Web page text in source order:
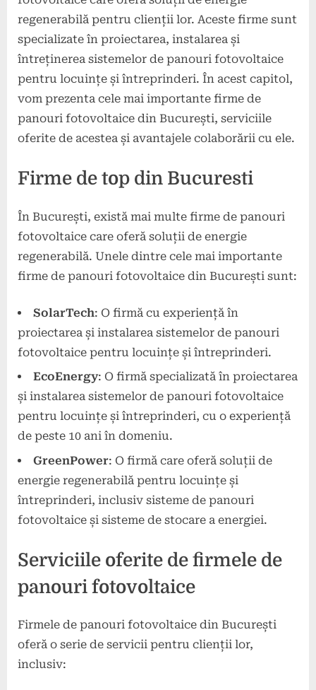
regenerabilă pentru clienții lor. Aceste firme sunt
specializate în proiectarea, instalarea și
întreținerea sistemelor de panouri fotovoltaice
pentru locuințe și întreprinderi. În acest capitol,
vom prezenta cele mai importante firme de
panouri fotovoltaice din București, serviciile
oferite de acestea și avantajele colaborării cu ele.
Firme de top din Bucuresti
În București, există mai multe firme de panouri
fotovoltaice care oferă soluții de energie
regenerabilă. Unele dintre cele mai importante
firme de panouri fotovoltaice din București sunt:
SolarTech: O firmă cu experiență în
proiectarea și instalarea sistemelor de panouri
fotovoltaice pentru locuințe și întreprinderi.
EcoEnergy: O firmă specializată în proiectarea
și instalarea sistemelor de panouri fotovoltaice
pentru locuințe și întreprinderi, cu o experiență
de peste 10 ani în domeniu.
GreenPower: O firmă care oferă soluții de
energie regenerabilă pentru locuințe și
întreprinderi, inclusiv sisteme de panouri
fotovoltaice și sisteme de stocare a energiei.
Serviciile oferite de firmele de
panouri fotovoltaice
Firmele de panouri fotovoltaice din București
oferă o serie de servicii pentru clienții lor,
inclusiv: